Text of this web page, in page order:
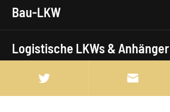
Bau-LKW
Logistische LKWs & Anhänger
Civic Utility Truck 